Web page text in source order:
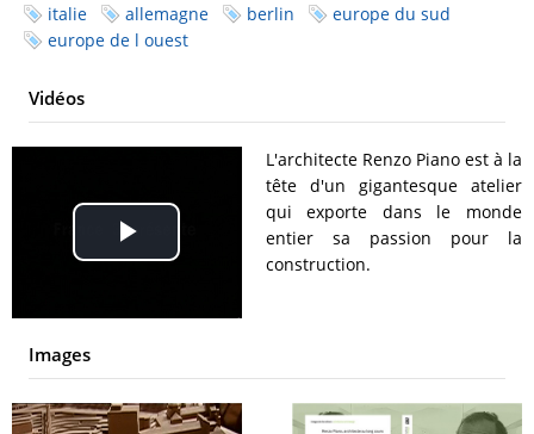
italie
allemagne berlin
europe du sud
europe de l ouest
Vidéos
Play
Video
L'architecte Renzo Piano est à la
tête d'un gigantesque atelier
qui exporte dans le monde
entier sa passion pour la
construction.
Images